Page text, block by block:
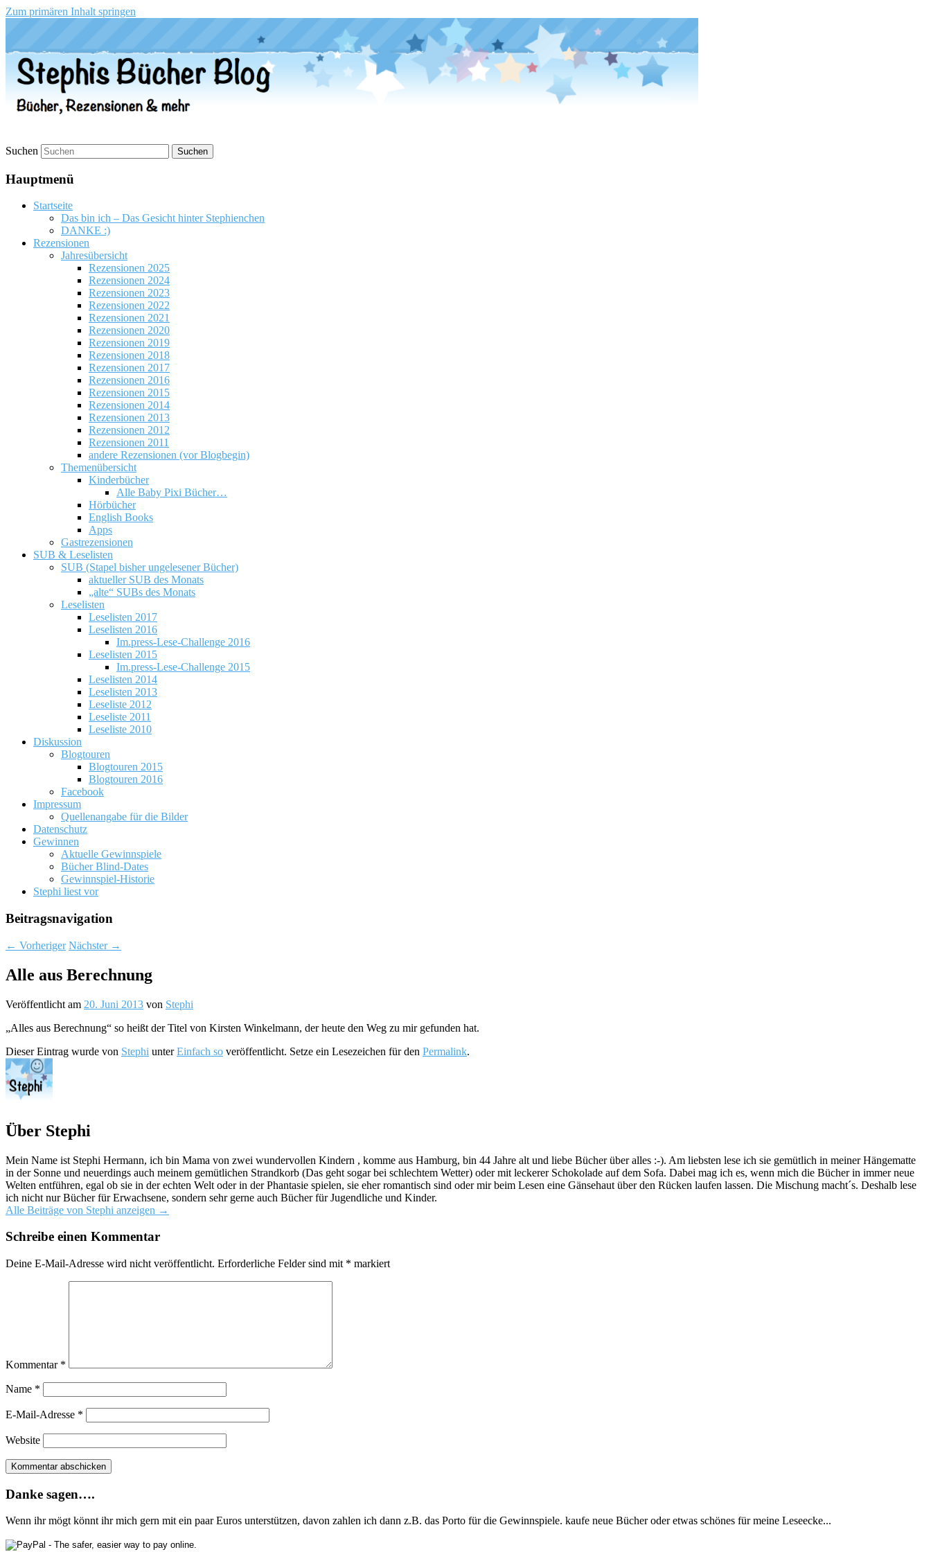
Zum primären Inhalt springen
Stephis Bücher Blog
Suchen
Hauptmenü
Startseite
Das bin ich – Das Gesicht hinter Stephienchen
DANKE :)
Rezensionen
Jahresübersicht
Rezensionen 2025
Rezensionen 2024
Rezensionen 2023
Rezensionen 2022
Rezensionen 2021
Rezensionen 2020
Rezensionen 2019
Rezensionen 2018
Rezensionen 2017
Rezensionen 2016
Rezensionen 2015
Rezensionen 2014
Rezensionen 2013
Rezensionen 2012
Rezensionen 2011
andere Rezensionen (vor Blogbegin)
Themenübersicht
Kinderbücher
Alle Baby Pixi Bücher…
Hörbücher
English Books
Apps
Gastrezensionen
SUB & Leselisten
SUB (Stapel bisher ungelesener Bücher)
aktueller SUB des Monats
„alte“ SUBs des Monats
Leselisten
Leselisten 2017
Leselisten 2016
Im.press-Lese-Challenge 2016
Leselisten 2015
Im.press-Lese-Challenge 2015
Leselisten 2014
Leselisten 2013
Leseliste 2012
Leseliste 2011
Leseliste 2010
Diskussion
Blogtouren
Blogtouren 2015
Blogtouren 2016
Facebook
Impressum
Quellenangabe für die Bilder
Datenschutz
Gewinnen
Aktuelle Gewinnspiele
Bücher Blind-Dates
Gewinnspiel-Historie
Stephi liest vor
Beitragsnavigation
← Vorheriger Nächster →
Alle aus Berechnung
Veröffentlicht am 20. Juni 2013 von Stephi
„Alles aus Berechnung“ so heißt der Titel von Kirsten Winkelmann, der heute den Weg zu mir gefunden hat.
Dieser Eintrag wurde von Stephi unterEinfach so veröffentlicht. Setze ein Lesezeichen für den Permalink.
Über Stephi
Mein Name ist Stephi Hermann, ich bin Mama von zwei wundervollen Kindern , komme aus Hamburg, bin 44 Jahre alt und liebe Bücher über alles :-). Am liebsten lese ich sie gemütlich in meiner Hängematte
in der Sonne und neuerdings auch meinem gemütlichen Strandkorb (Das geht sogar bei schlechtem Wetter) oder mit leckerer Schokolade auf dem Sofa. Dabei mag ich es, wenn mich die Bücher in immer neue
Welten entführen, egal ob sie in der echten Welt oder in der Phantasie spielen, sie eher romantisch sind oder mir beim Lesen eine Gänsehaut über den Rücken laufen lassen. Die Mischung macht´s. Deshalb lese
ich nicht nur Bücher für Erwachsene, sondern sehr gerne auch Bücher für Jugendliche und Kinder.
Alle Beiträge von Stephi anzeigen →
Schreibe einen Kommentar
Deine E-Mail-Adresse wird nicht veröffentlicht. Erforderliche Felder sind mit * markiert
Kommentar *
Name *
E-Mail-Adresse *
Website
Danke sagen….
Wenn ihr mögt könnt ihr mich gern mit ein paar Euros unterstützen, davon zahlen ich dann z.B. das Porto für die Gewinnspiele. kaufe neue Bücher oder etwas schönes für meine Leseecke...